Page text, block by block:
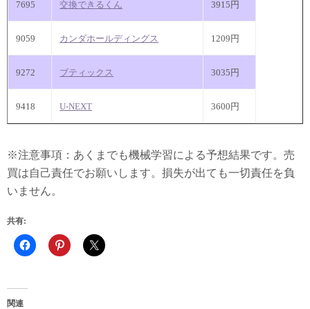
7695 交換できるくん 3915円
9059 カンダホールディングス 1209円
9272 ブティックス 3035円
9418 U-NEXT 3600円
※注意事項：あくまでも機械学習による予想結果です。売
買は自己責任でお願いします。損失が出ても一切責任を負
いません。
共有:
関連